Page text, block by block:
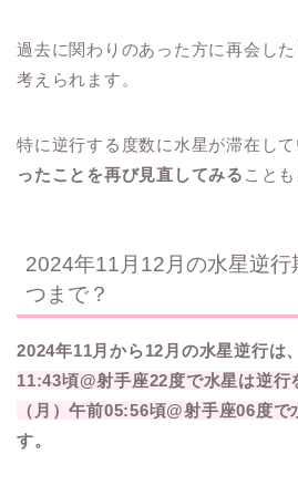
過去に関わりのあった方に再会し
考えられます。
特に逆行する度数に水星が滞在して
ったことを再び見直してみる こと
2024年11月12月の水星逆行
つまで？
2024年11月から12月の水星逆行は、
11:43頃@射手座22度で水星は逆行
（月）午前05:56頃@射手座06度
す。